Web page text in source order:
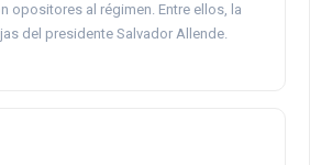
opositores al régimen. Entre ellos, la
del presidente Salvador Allende.